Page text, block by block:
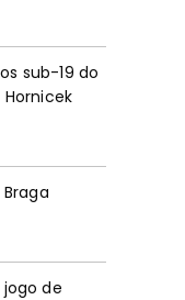
sub-19 do
de